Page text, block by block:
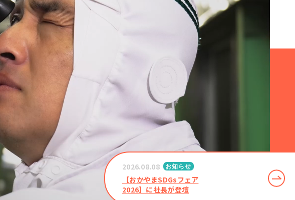
2026.08.08 お知らせ
【おかやまSDGsフェア
2026】に社長が登壇